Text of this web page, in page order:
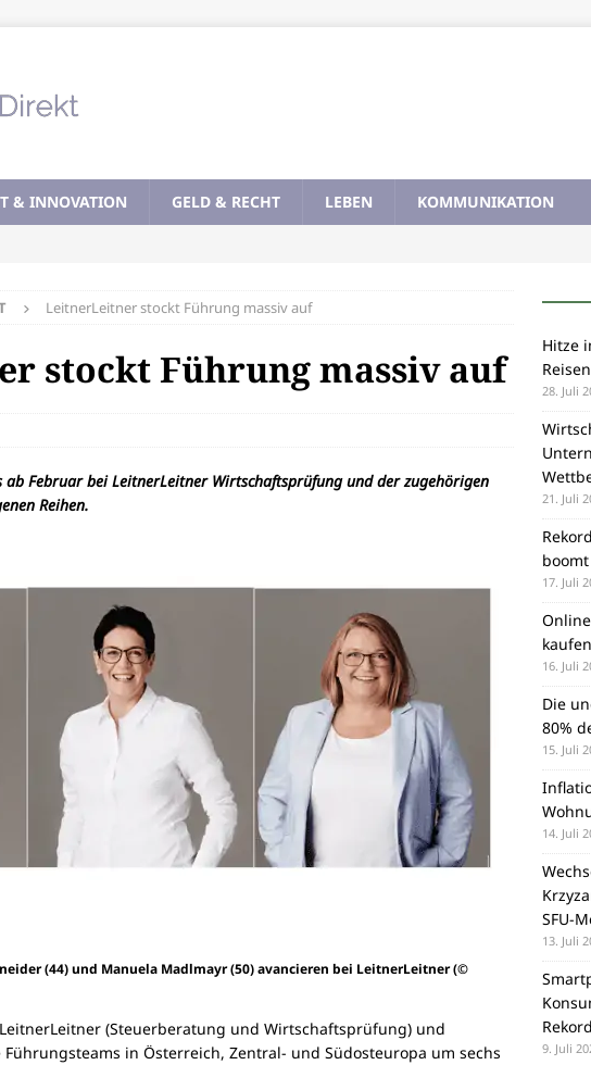
& INNOVATION GELD & RECHT LEBEN KOMMUNIKATION
LeitnerLeitner stockt Führung massiv auf
stockt Führung massiv auf
ab Februar bei LeitnerLeitner Wirtschaftsprüfung und der zugehörigen
Reihen.
(44) und Manuela Madlmayr (50) avancieren bei LeitnerLeitner (©
(Steuerberatung und Wirtschaftsprüfung) und
in Österreich, Zentral- und Südosteuropa um sechs
Hitze
28. Juli
21. Juli
17. Juli
16. Juli
Die
80%
15. Juli
14. Juli
SFU-
13. Juli
9. Juli